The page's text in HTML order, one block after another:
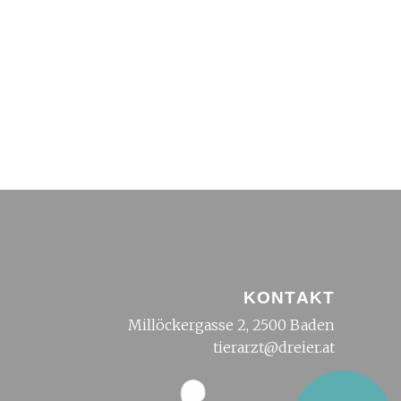
KONTAKT
Millöckergasse 2, 2500 Baden
tierarzt@dreier.at